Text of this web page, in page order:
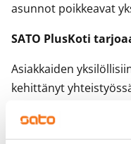
asunnot poikkeavat
SATO PlusKoti
Asiakkaiden
kehittänyt
& Co:n ja
Group Oy:n kanssa